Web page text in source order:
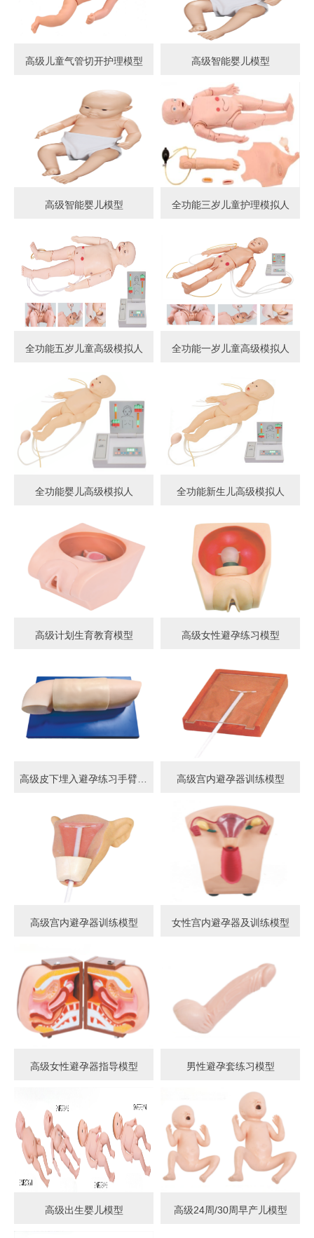
高级儿童气管切开护理模型 高级智能婴儿模型
高级智能婴儿模型 全功能三岁儿童护理模拟人
全功能五岁儿童高级模拟人 全功能一岁儿童高级模拟人
全功能婴儿高级模拟人 全功能新生儿高级模拟人
高级计划生育教育模型 高级女性避孕练习模型
高级皮下埋入避孕练习手臂模型 高级宫内避孕器训练模型
高级宫内避孕器训练模型 女性宫内避孕器及训练模型
高级女性避孕器指导模型 男性避孕套练习模型
高级出生婴儿模型 高级24周/30周早产儿模型